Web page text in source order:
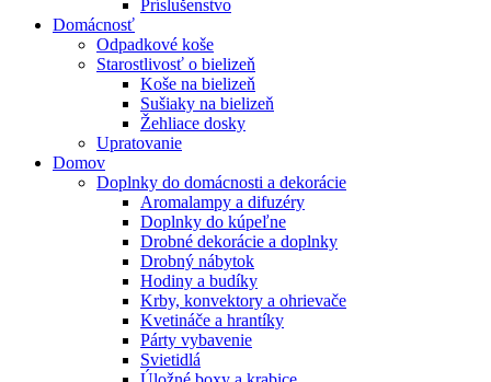
Príslušenstvo
Domácnosť
Odpadkové koše
Starostlivosť o bielizeň
Koše na bielizeň
Sušiaky na bielizeň
Žehliace dosky
Upratovanie
Domov
Doplnky do domácnosti a dekorácie
Aromalampy a difuzéry
Doplnky do kúpeľne
Drobné dekorácie a doplnky
Drobný nábytok
Hodiny a budíky
Krby, konvektory a ohrievače
Kvetináče a hrantíky
Párty vybavenie
Svietidlá